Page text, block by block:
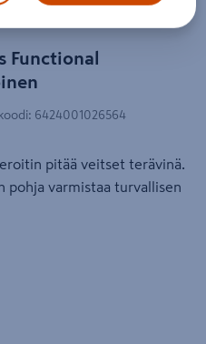
Functional
: 6424001026564
pitää veitset terävinä.
pohja varmistaa turvallisen